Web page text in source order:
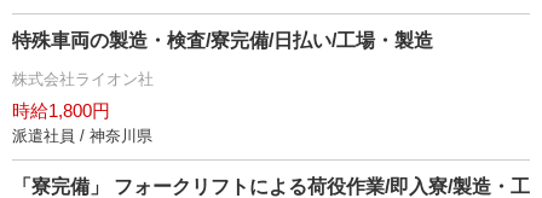
特殊車両の製造・検査/寮完備/日払い/工場・製造
株式会社ライオン社
時給1,800円
派遣社員 / 神奈川県
「寮完備」 フォークリフトによる荷役作業/即入寮/製造・工